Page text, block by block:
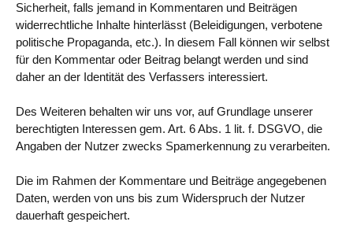
Sicherheit, falls jemand in Kommentaren und Beiträgen
widerrechtliche Inhalte hinterlässt (Beleidigungen, verbotene
politische Propaganda, etc.). In diesem Fall können wir selbst
für den Kommentar oder Beitrag belangt werden und sind
daher an der Identität des Verfassers interessiert.
Des Weiteren behalten wir uns vor, auf Grundlage unserer
berechtigten Interessen gem. Art. 6 Abs. 1 lit. f. DSGVO, die
Angaben der Nutzer zwecks Spamerkennung zu verarbeiten.
Die im Rahmen der Kommentare und Beiträge angegebenen
Daten, werden von uns bis zum Widerspruch der Nutzer
dauerhaft gespeichert.